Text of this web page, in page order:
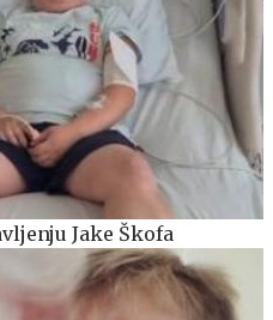
Jake Škofa